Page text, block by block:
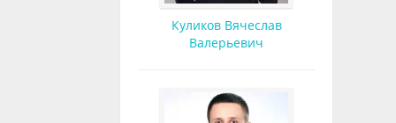
Куликов Вячеслав
Валерьевич